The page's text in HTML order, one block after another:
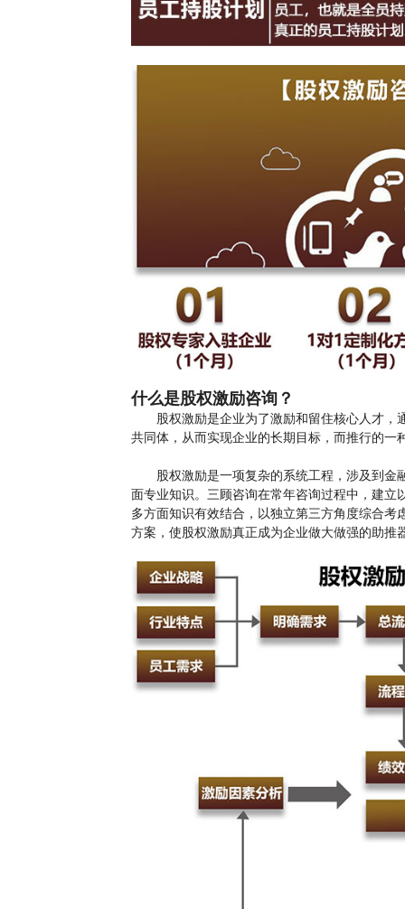
什么是股权激励咨询？
股权激励是企业为了激励和留住核心人才，
共同体，从而实现企业的长期目标，而推行的一
股权激励是一项复杂的系统工程，涉及到金
面专业知识。三顾咨询在常年咨询过程中，建立
多方面知识有效结合，以独立第三方角度综合
方案，使股权激励真正成为企业做大做强的助推